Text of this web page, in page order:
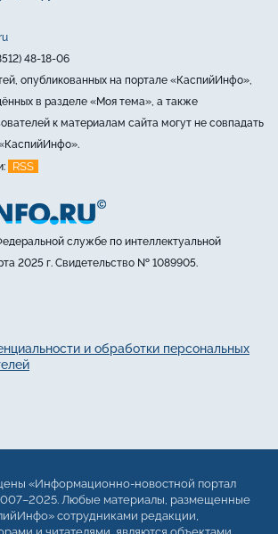
48-18-06
опубликованных на портале «КаспийИнфо»,
в разделе «Моя тема», а также
к материалам сайта могут не совпадать
RSS
службе по интеллектуальной
2025 г. Свидетельство № 1089905.
и обработки персональных
«Информационно-новостной портал
Любые материалы, размещенные
сотрудниками редакции,